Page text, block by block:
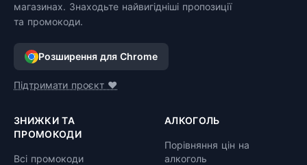
магазинах. Знаходьте найвигідніші пропозиції
та промокоди.
Розширення для Chrome
Підтримати проєкт ❤️
ЗНИЖКИ ТА
ПРОМОКОДИ
Всі промокоди
АЛКОГОЛЬ
Порівняння цін на
алкоголь